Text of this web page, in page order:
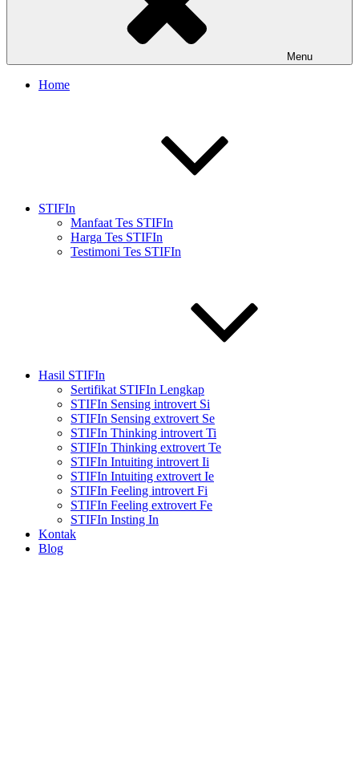
Menu
Home
STIFIn
Manfaat Tes STIFIn
Harga Tes STIFIn
Testimoni Tes STIFIn
Hasil STIFIn
Sertifikat STIFIn Lengkap
STIFIn Sensing introvert Si
STIFIn Sensing extrovert Se
STIFIn Thinking introvert Ti
STIFIn Thinking extrovert Te
STIFIn Intuiting introvert Ii
STIFIn Intuiting extrovert Ie
STIFIn Feeling introvert Fi
STIFIn Feeling extrovert Fe
STIFIn Insting In
Kontak
Blog